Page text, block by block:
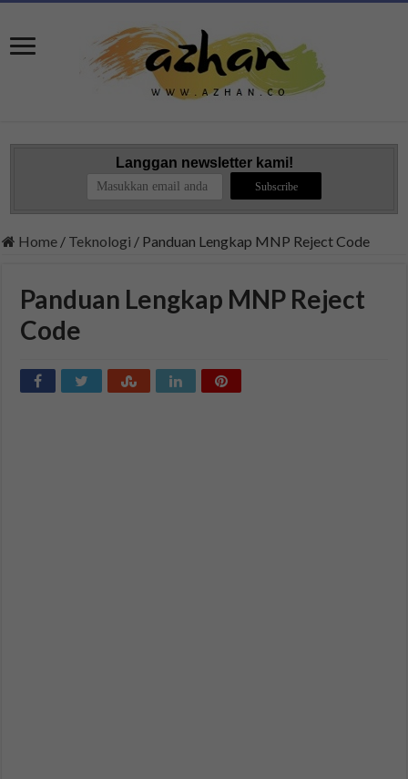
Langgan newsletter kami!
Home / Teknologi / Panduan Lengkap MNP Reject Code
Panduan Lengkap MNP Reject
Code